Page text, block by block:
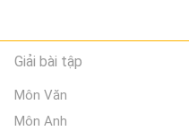
Giải bài tập
Môn Văn
Môn Anh